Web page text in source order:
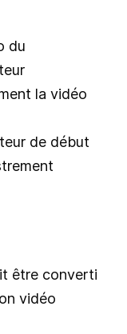
du
la vidéo
de début
être converti
vidéo